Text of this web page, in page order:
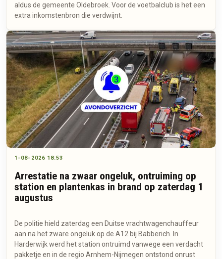
aldus de gemeente Oldebroek. Voor de voetbalclub is het een
extra inkomstenbron die verdwijnt.
1-08-2026 18:53
Arrestatie na zwaar ongeluk, ontruiming op
station en plantenkas in brand op zaterdag 1
augustus
De politie hield zaterdag een Duitse vrachtwagenchauffeur
aan na het zware ongeluk op de A12 bij Babberich. In
Harderwijk werd het station ontruimd vanwege een verdacht
pakketje en in de regio Arnhem-Nijmegen ontstond onrust